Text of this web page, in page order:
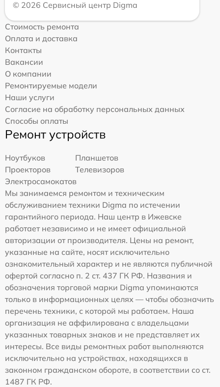
© 2026 Сервисный центр Digma
Стоимость ремонта
Оплата и доставка
Контакты
Вакансии
О компании
Ремонтируемые модели
Наши услуги
Согласие на обработку персональных данных
Способы оплаты
Ремонт устройств
Ноутбуков
Планшетов
Проекторов
Телевизоров
Электросамокатов
Мы занимаемся ремонтом и техническим
обслуживанием техники Digma по истечении
гарантийного периода. Наш центр в Ижевске
работает независимо и не имеет официальной
авторизации от производителя. Цены на ремонт,
указанные на сайте, носят исключительно
ознакомительный характер и не являются публичной
офертой согласно п. 2 ст. 437 ГК РФ. Названия и
обозначения торговой марки Digma упоминаются
только в информационных целях — чтобы обозначить
перечень техники, с которой мы работаем. Наша
организация не аффилирована с владельцами
указанных товарных знаков и не представляет их
интересы. Все виды ремонтных работ выполняются
исключительно на устройствах, находящихся в
законном гражданском обороте, в соответствии со ст.
1487 ГК РФ.